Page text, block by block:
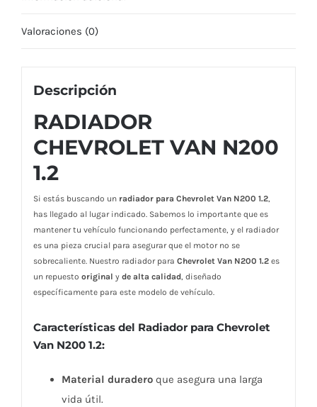
Valoraciones (0)
Descripción
RADIADOR
CHEVROLET VAN N200
1.2
Si estás buscando un radiador para Chevrolet Van N200 1.2,
has llegado al lugar indicado. Sabemos lo importante que es
mantener tu vehículo funcionando perfectamente, y el radiador
es una pieza crucial para asegurar que el motor no se
sobrecaliente. Nuestro radiador para Chevrolet Van N200 1.2es
un repuesto original y de alta calidad, diseñado
específicamente para este modelo de vehículo.
Características del Radiador para Chevrolet
Van N200 1.2:
Material duraderoque asegura una larga
vida útil.